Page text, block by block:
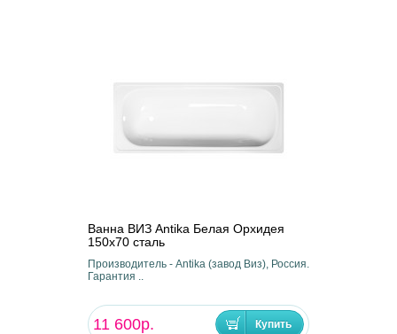
Ванна ВИЗ Antika Белая Орхидея
150х70 сталь
Производитель - Antika (завод Виз), Россия.
Гарантия ..
11 600р.